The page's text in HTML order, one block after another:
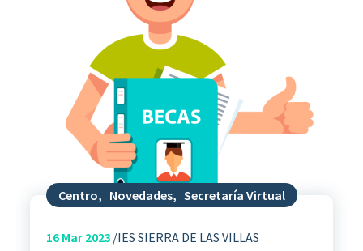
Centro, Novedades, Secretaría Virtual
16Mar 2023 IES SIERRA DE LAS VILLAS